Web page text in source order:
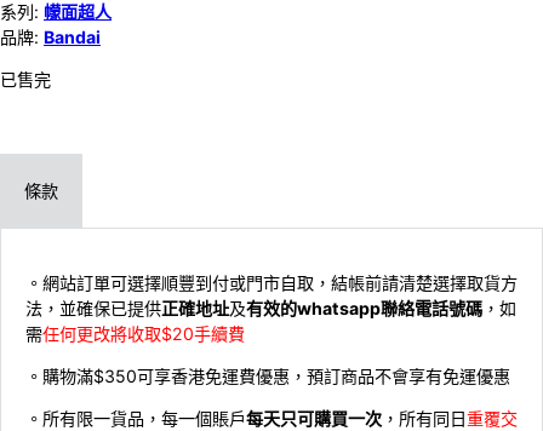
系列: 幪面超人
品牌: Bandai
已售完
條款
。網站訂單可選擇順豐到付或門市自取，結帳前請清楚選擇取貨方
法，並確保已提供正確地址及有效的whatsapp聯絡電話號碼 ，如
需任何更改將收取$20手續費
。購物滿$350可享香港免運費優惠，預訂商品不會享有免運優惠
。所有限一貨品，每一個賬戶每天只可購買一次 ，所有同日重覆交